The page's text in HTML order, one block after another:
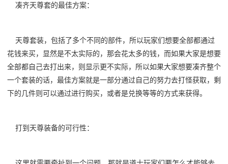
凑齐天尊套的最佳方案：
天尊套装，包括了多个不同的部件，所以玩家们想要全部都通过
花钱来买，显然是不太实际的，那会花太多的钱，而如果大家是想要
全部都自己去打出来，则显示更不实际，所以如果大家想要凑齐整个
一个套装的话，最佳方案就是一部分通过自己的努力去打怪获取，剩
下的几件则可以通过进行购买，或者是兑换等等的方式来获得。
打到天尊装备的可行性：